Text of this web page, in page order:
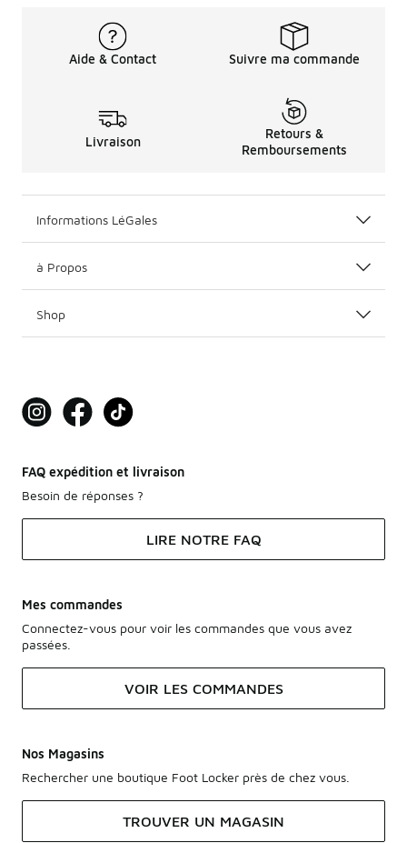
Aide & Contact Suivre ma commande
Livraison
Retours &
Remboursements
Informations LéGales
à Propos
Shop
FAQ expédition et livraison
Besoin de réponses ?
LIRE NOTRE FAQ
Mes commandes
Connectez-vous pour voir les commandes que vous avez
passées.
VOIR LES COMMANDES
Nos Magasins
Rechercher une boutique Foot Locker près de chez vous.
TROUVER UN MAGASIN